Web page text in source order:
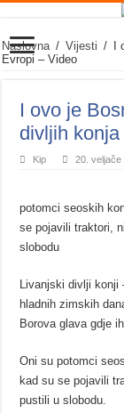
Naslovna / Vijesti /
Evropi – Video
I ovo je
divljih
Kip 20. veljače
potomci seoskih
se pojavili traktori,
slobodu
Livanjski divlji konji
hladnih zimskih
Borova glava gdje
Oni su potomci
kad su se pojavili
pustili u slobodu.